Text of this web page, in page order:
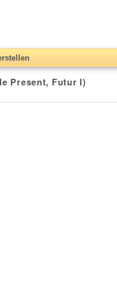
Present, Futur I)
on8ratings.